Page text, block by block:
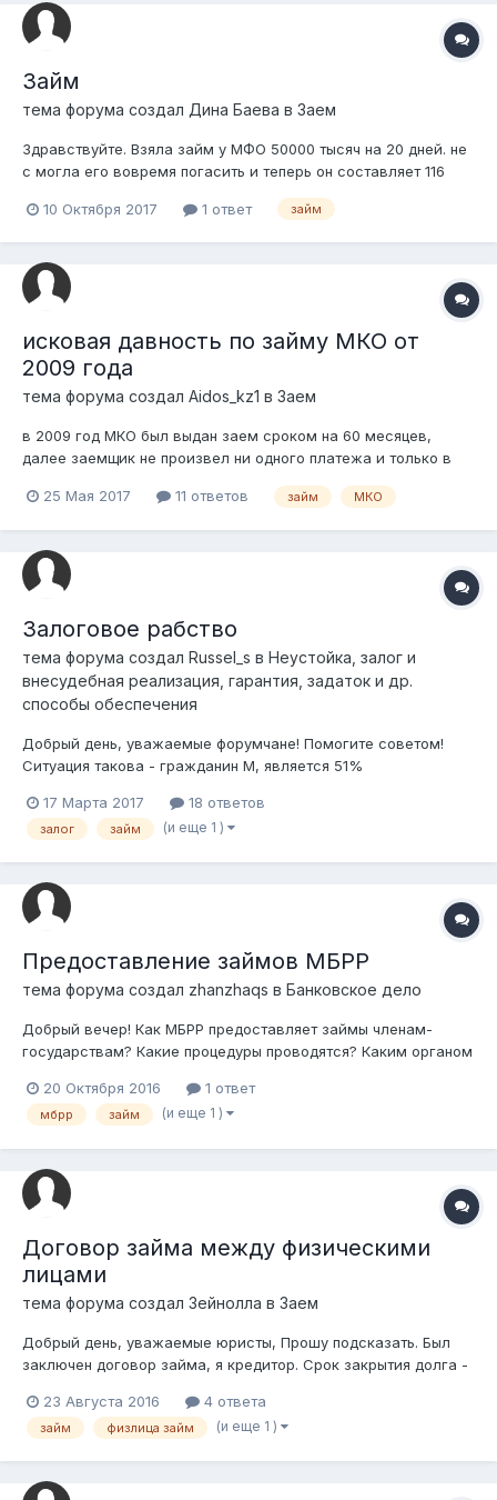
Займ
тема форума создал Дина Баева в Заем
Здравствуйте. Взяла займ у МФО 50000 тысяч на 20 дней. не
с могла его вовремя погасить и теперь он составляет 116
недаедают угрозами сказали что заморозят все мои счета
на уступки не идут
10 Октября 2017 1 ответ займ
исковая давность по займу МКО от
2009 года
тема форума создал Aidos_kz1 в Заем
в 2009 год МКО был выдан заем сроком на 60 месяцев,
далее заемщик не произвел ни одного платежа и только в
какого момента считать срок исковой давности: с момента
со дня заключения дог...
25 Мая 2017 11 ответов займ МКО
Залоговое рабство
тема форума создал Russel_s в Неустойка, залог и
внесудебная реализация, гарантия, задаток и др.
способы обеспечения
Добрый день, уважаемые форумчане! Помогите советом!
Ситуация такова - гражданин М, является 51%
программы ТОО подает заявку в Агрофинанс на
финансирование проекта строительства агрокомплекса.
17 Марта 2017 18 ответов
залог займ (и еще 1 )
Предоставление займов МБРР
тема форума создал zhanzhaqs в Банковское дело
Добрый вечер! Как МБРР предоставляет займы членам-
государствам? Какие процедуры проводятся? Каким органом
20 Октября 2016
1 ответ
мбрр займ (и еще 1 )
Договор займа между физическими
лицами
тема форума создал Зейнолла в Заем
Добрый день, уважаемые юристы, Прошу подсказать. Был
заключен договор займа, я кредитор. Срок закрытия долга -
указаны. Если должник поведет себя «неприлично», то могу
ли я рассчитывать на большее - какие-нибудь проценты?
23 Августа 2016 4 ответа
займ физлица займ (и еще 1 )